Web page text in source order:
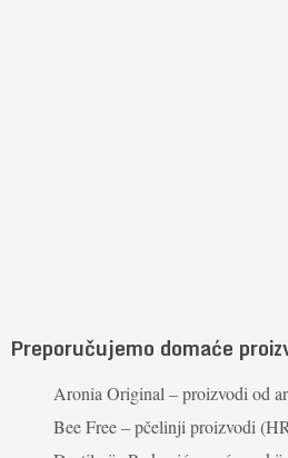
Preporučujemo domaće
Aronia Original – proizvodi od
Bee Free – pčelinji proizvodi